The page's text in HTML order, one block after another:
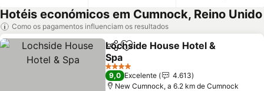
Hotéis económicos em Cumnock, Reino Unido
Como os pagamentos influenciam os resultados
PartilharAdicionar aos favoritos
Lochside House Hotel &
Spa
4 Estrelas
9,0 Excelente
4.613
New Cumnock, a 6.2 km de Cumnock